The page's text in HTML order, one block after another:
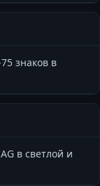
знаков в
в светлой и